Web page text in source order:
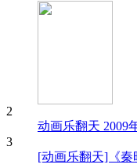
2
动画乐翻天 2009
3
[动画乐翻天]《秦